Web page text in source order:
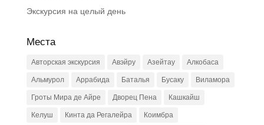
Экскурсия на целый день
Места
Авторская экскурсия Авэйру Азейтау
Алкобаса
Альмурол
Аррабида Баталья Бусаку
Виламора
Гроты Мира де Айре
Дворец Пена
Кашкайш
Келуш
Кинта да Регалейра
Коимбра